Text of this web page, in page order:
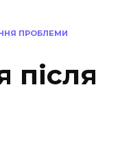
ПРОБЛЕМИ
після